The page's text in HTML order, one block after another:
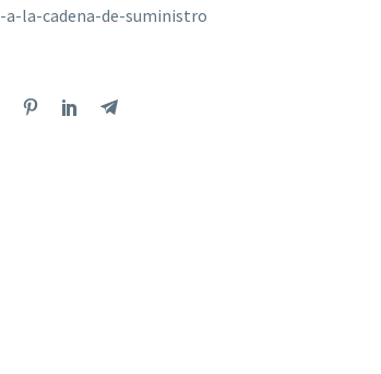
la-cadena-de-suministro